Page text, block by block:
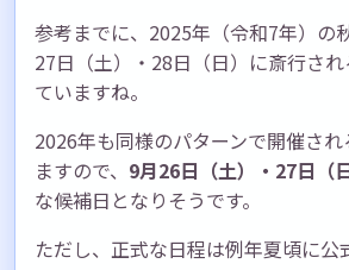
参考までに、2025年（令和7年）の
27日（土）・28日（日）に斎行さ
ていますね。
2026年も同様のパターンで開催さ
ますので、 9月26日（土）・27日（日
な候補日となりそうです。
ただし、正式な日程は例年夏頃に公